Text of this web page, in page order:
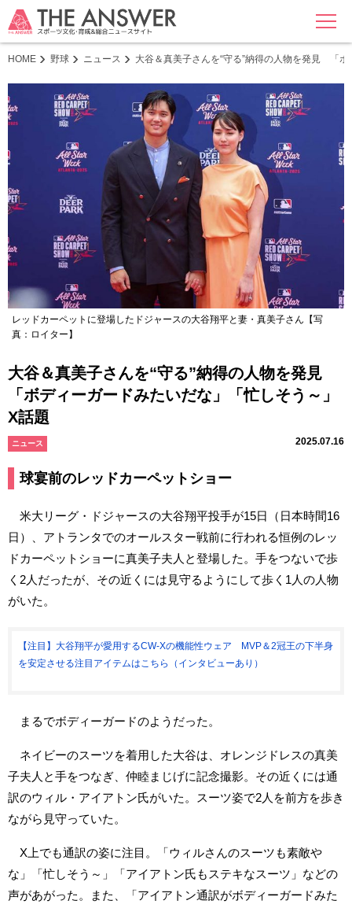
MENU
HOME 野球 ニュース 大谷＆真美子さんを“守る”納得の人物を発見 「
レッドカーペットに登場したドジャースの大谷翔平と妻・真美子さん【写
真：ロイター】
大谷＆真美子さんを“守る”納得の人物を発見
「ボディーガードみたいだな」「忙しそう～」
X話題
ニュース 2025.07.16
球宴前のレッドカーペットショー
米大リーグ・ドジャースの大谷翔平投手が15日（日本時間16
日）、アトランタでのオールスター戦前に行われる恒例のレッ
ドカーペットショーに真美子夫人と登場した。手をつないで歩
く2人だったが、その近くには見守るようにして歩く1人の人物
がいた。
【注目】大谷翔平が愛用するCW-Xの機能性ウェア MVP＆2冠王の下半身
を安定させる注目アイテムはこちら（インタビューあり）
まるでボディーガードのようだった。
ネイビーのスーツを着用した大谷は、オレンジドレスの真美
子夫人と手をつなぎ、仲睦まじげに記念撮影。その近くには通
訳のウィル・アイアトン氏がいた。スーツ姿で2人を前方を歩き
ながら見守っていた。
X上でも通訳の姿に注目。「ウィルさんのスーツも素敵や
な」「忙しそう～」「アイアトン氏もステキなスーツ」などの
声があがった。また、「アイアトン通訳がボディーガードみた